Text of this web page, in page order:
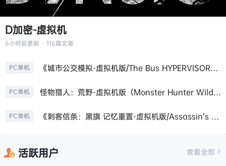
D加密-虚拟机
6小时前更新 · 116篇文章
PC单机 《城市公交模拟-虚拟机版/The Bus HYPERVISOR》免安装中文版
PC单机 怪物猎人：荒野-虚拟机版（Monster Hunter Wilds HYPERVISOR）免安装中文版
PC单机 《刺客信条：黑旗 记忆重置-虚拟机版/Assassin’s Creed Black Flag Resynced HYPERVISOR》免安装中文版
活跃用户 查看全部